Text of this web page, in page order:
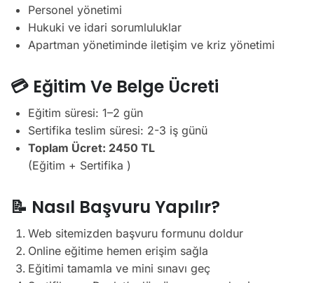
Personel yönetimi
Hukuki ve idari sorumluluklar
Apartman yönetiminde iletişim ve kriz yönetimi
💳 Eğitim Ve Belge Ücreti
Eğitim süresi: 1–2 gün
Sertifika teslim süresi: 2-3 iş günü
Toplam Ücret: 2450 TL
(Eğitim + Sertifika )
📝 Nasıl Başvuru Yapılır?
Web sitemizden başvuru formunu doldur
Online eğitime hemen erişim sağla
Eğitimi tamamla ve mini sınavı geç